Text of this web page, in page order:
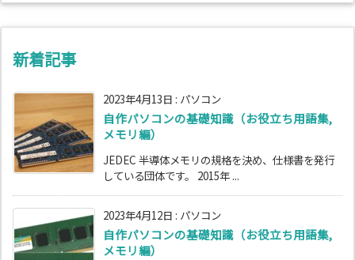
新着記事
2023年4月13日 : パソコン
自作パソコンの基礎知識（お役立ち用語集,
メモリ編）
JEDEC 半導体メモリの規格を決め、仕様書を発行
している団体です。 2015年 ...
2023年4月12日 : パソコン
自作パソコンの基礎知識（お役立ち用語集,
メモリ編）